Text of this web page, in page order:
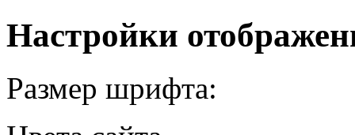
Настройки
Размер шрифта: